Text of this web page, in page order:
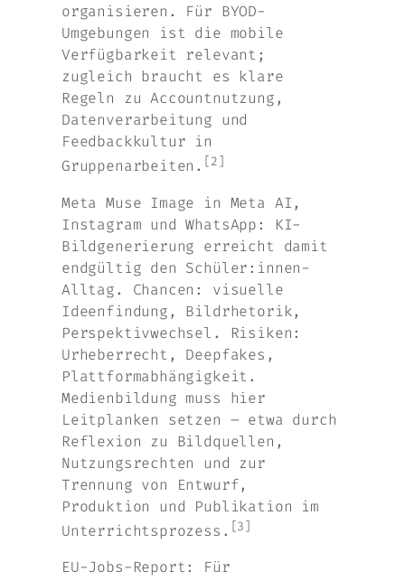
organisieren. Für BYOD-
Umgebungen ist die mobile
Verfügbarkeit relevant;
zugleich braucht es klare
Regeln zu Accountnutzung,
Datenverarbeitung und
Feedbackkultur in
Gruppenarbeiten. [2]
Meta Muse Image in Meta AI,
Instagram und WhatsApp: KI-
Bildgenerierung erreicht damit
endgültig den Schüler:innen-
Alltag. Chancen: visuelle
Ideenfindung, Bildrhetorik,
Perspektivwechsel. Risiken:
Urheberrecht, Deepfakes,
Plattformabhängigkeit.
Medienbildung muss hier
Leitplanken setzen – etwa durch
Reflexion zu Bildquellen,
Nutzungsrechten und zur
Trennung von Entwurf,
Produktion und Publikation im
Unterrichtsprozess. [3]
EU-Jobs-Report: Für